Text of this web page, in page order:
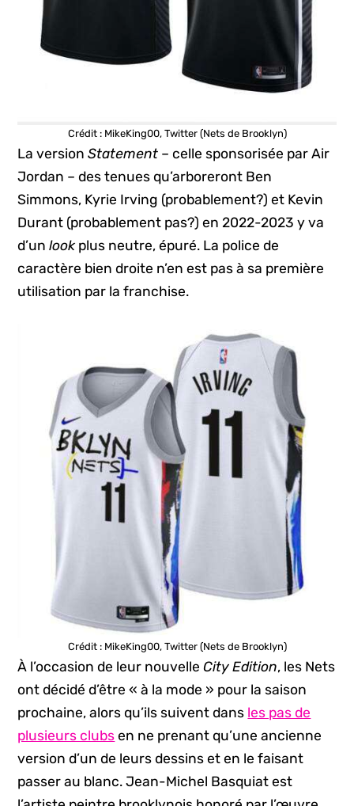
Crédit : MikeKing00, Twitter (Nets de Brooklyn)
La versionStatement – celle sponsorisée par Air
Jordan – des tenues qu’arboreront Ben
Simmons, Kyrie Irving (probablement?) et Kevin
Durant (probablement pas?) en 2022-2023 y va
d’unlook plus neutre, épuré. La police de
caractère bien droite n’en est pas à sa première
utilisation par la franchise.
Crédit : MikeKing00, Twitter (Nets de Brooklyn)
À l’occasion de leur nouvelleCity Edition, les Nets
ont décidé d’être « à la mode » pour la saison
prochaine, alors qu’ils suivent dans les pas de
plusieurs clubs en ne prenant qu’une ancienne
version d’un de leurs dessins et en le faisant
passer au blanc. Jean-Michel Basquiat est